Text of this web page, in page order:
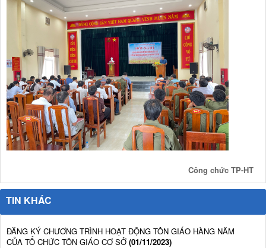
Công chức TP-HT
TIN KHÁC
ĐĂNG KÝ CHƯƠNG TRÌNH HOẠT ĐỘNG TÔN GIÁO HÀNG NĂM
CỦA TỔ CHỨC TÔN GIÁO CƠ SỞ (01/11/2023)